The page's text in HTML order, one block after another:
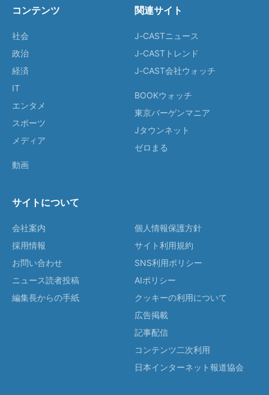
コンテンツ
社会
政治
経済
IT
エンタメ
スポーツ
メディア
動画
関連サイト
J-CASTニュース
J-CASTトレンド
J-CAST会社ウォッチ
BOOKウォッチ
東京バーゲンマニア
Jタウンネット
ゼロまる
サイトについて
会社案内
採用情報
お問い合わせ
ニュース読者投稿
編集長からの手紙
個人情報保護方針
サイト利用規約
SNS利用ポリシー
AIポリシー
クッキーの利用について
広告掲載
記事配信
コンテンツ二次利用
日本インターネット報道協会